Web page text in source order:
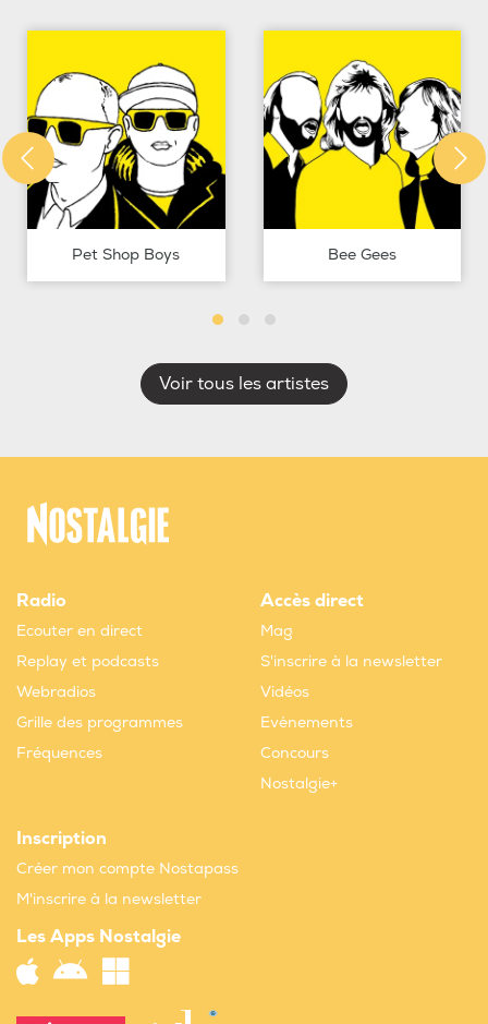
Pet Shop Boys Bee Gees
Voir tous les artistes
Radio
Ecouter en direct
Replay et podcasts
Webradios
Grille des programmes
Fréquences
Accès direct
Mag
S'inscrire à la newsletter
Vidéos
Evènements
Concours
Nostalgie+
Inscription
Créer mon compte Nostapass
M'inscrire à la newsletter
Les Apps Nostalgie